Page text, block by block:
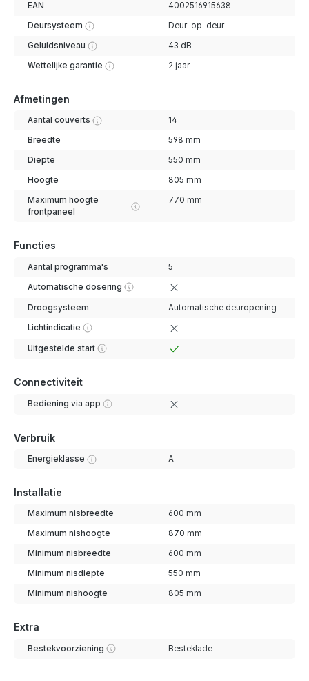
EAN 4002516915638
Deursysteem Deur-op-deur
Geluidsniveau 43 dB
Wettelijke garantie 2 jaar
Afmetingen
Aantal couverts 14
Breedte 598 mm
Diepte 550 mm
Hoogte 805 mm
Maximum hoogte
frontpaneel
770 mm
Functies
Aantal programma's 5
Automatische dosering
Droogsysteem Automatische deuropening
Lichtindicatie
Uitgestelde start
Connectiviteit
Bediening via app
Verbruik
Energieklasse A
Installatie
Maximum nisbreedte 600 mm
Maximum nishoogte 870 mm
Minimum nisbreedte 600 mm
Minimum nisdiepte 550 mm
Minimum nishoogte 805 mm
Extra
Bestekvoorziening Besteklade